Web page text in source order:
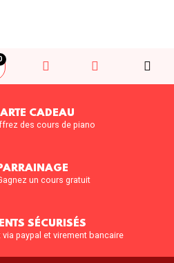
CADEAU
des cours de piano
PARRAINAGE
un cours gratuit
SÉCURISÉS
via paypal et virement bancaire